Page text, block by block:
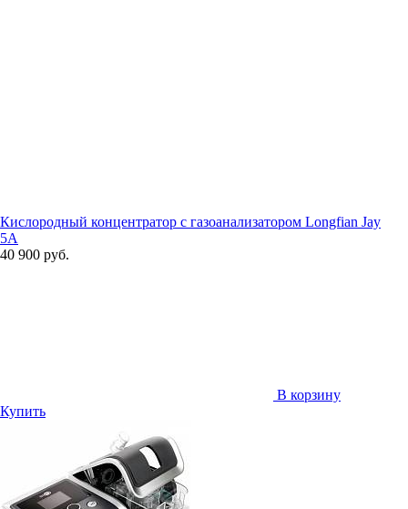
Кислородный концентратор с газоанализатором Longfian Jay
5A
40 900 руб.
В корзину
Купить